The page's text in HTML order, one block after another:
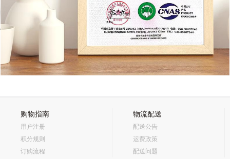
购物指南
用户注册
积分规则
订购流程
物流配送
配送公告
运费政策
配送问题